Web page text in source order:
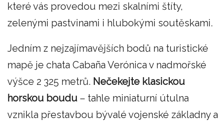
které vás provedou mezi skalními štíty,
zelenými pastvinami i hlubokými soutěskami.
Jedním z nejzajímavějších bodů na turistické
mapě je chata Cabaña Verónica v nadmořské
výšce 2 325 metrů. Nečekejte klasickou
horskou boudu – tahle miniaturní útulna
vznikla přestavbou bývalé vojenské základny a